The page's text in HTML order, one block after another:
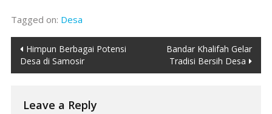
Tagged on: Desa
Post
navigation
Himpun Berbagai Potensi
Desa di Samosir
Bandar Khalifah Gelar
Tradisi Bersih Desa
Leave a Reply